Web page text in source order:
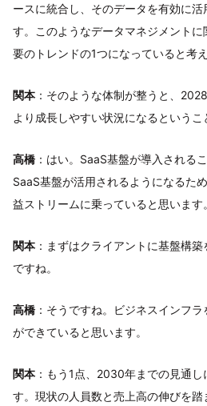
ースに統合し、そのデータを有効に活
す。このようなデータマネジメント
要のトレンドの1つになっていると考え
関本 ：そのような体制が整うと、
より成長しやすい状況になるというこ
高橋 ：はい。SaaS基盤が導入される
SaaS基盤が活用されるようになるた
益ストリームに乗っていると思います。
関本 ：まずはクライアントに基盤構
ですね。
高橋 ：そうですね。ビジネスインフ
ができていると思います。
関本 ：もう1点、2030年までの見通
す。現状の人員数と売上高の伸びを